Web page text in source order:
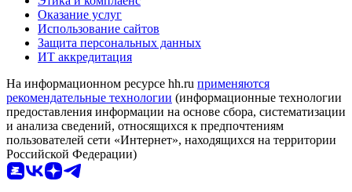
Оказание услуг
Использование сайтов
Защита персональных данных
ИТ аккредитация
На информационном ресурсе hh.ru применяются
рекомендательные технологии (информационные технологии
предоставления информации на основе сбора, систематизации
и анализа сведений, относящихся к предпочтениям
пользователей сети «Интернет», находящихся на территории
Российской Федерации)